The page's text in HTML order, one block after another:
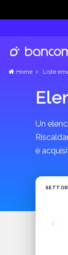
Home Liste
Un
è